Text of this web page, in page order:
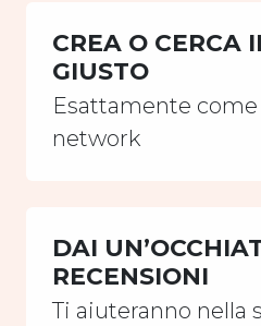
CREA O CERCA
GIUSTO
Esattamente come
network
DAI
RECENSIONI
Ti aiuteranno nella